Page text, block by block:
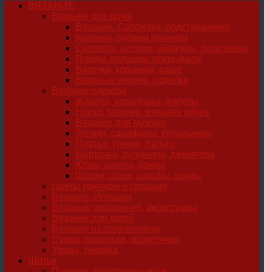
ВЯЗАНИЕ
Вязание для дома
Вязание. Салфетки, подстаканники
Коврики, пуфики крючком
Скатерти, шторки, абажуры, полотенца
Пледы, подушки, покрывала
Вазочки, корзинки, саше
Вязаные мелочи, поделки
Вязание одежды
Жакеты, кардиганы, жилеты
Носки, тапочки, вязаная обувь
Вязание для мужчин
Топики, сарафаны, купальники
Платья, туники, пальто
Кофточки, пуловеры, джемпера
Юбки, шорты, брюки
Шапки, шали, шарфы, снуды
Цветы крючком и спицами
Вязание. Игрушки
Вязаные украшения, аксессуары
Вязание для детей
Вязание из полиэтилена
Сумки, кошельки, косметички
Узоры, техника
Шитье